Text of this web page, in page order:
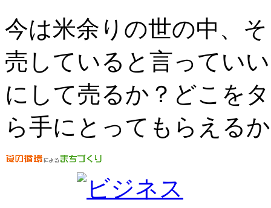
今は米余りの世の中、
売していると言ってい
にして売るか？どこを
ら手にとってもらえる